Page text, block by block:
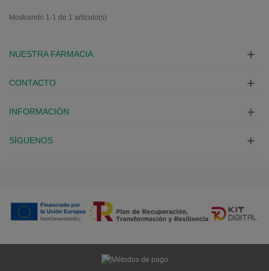
Mostrando 1-1 de 1 artículo(s)
NUESTRA FARMACIA
CONTACTO
INFORMACIÓN
SÍGUENOS